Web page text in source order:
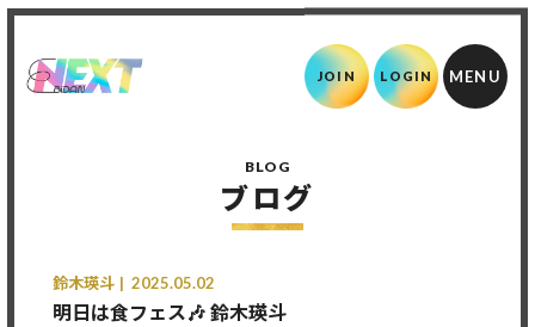
JOIN LOGIN
BLOG
ブログ
鈴木瑛斗 2025.05.02
明日は食フェス🎶 鈴木瑛斗